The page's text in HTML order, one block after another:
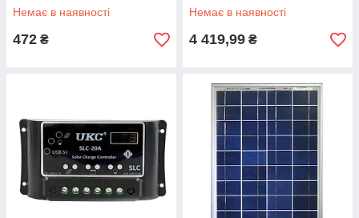
Немає в наявності
472 ₴
Немає в наявності
4 419,99 ₴